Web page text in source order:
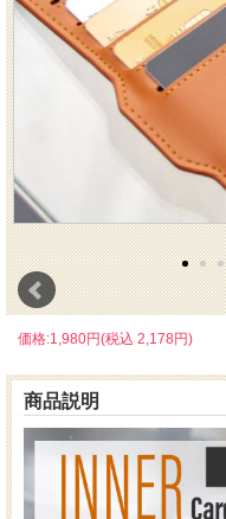
価格:1,980円(税込 2,178円)
商品説明